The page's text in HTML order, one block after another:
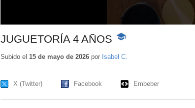
JUGUETORÍA 4 AÑOS
-
educativo
Subido el 15 de mayo de 2026por Isabel C.
X (Twitter) Facebook Embeber